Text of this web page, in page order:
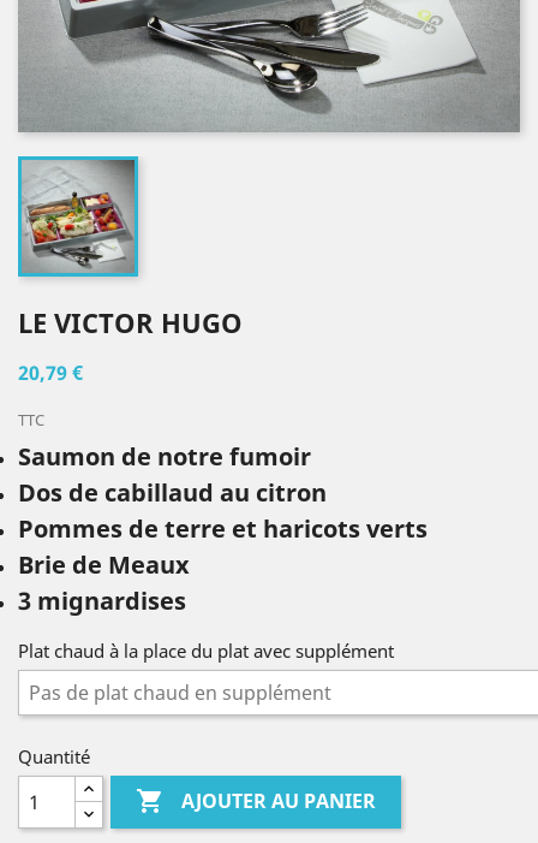
LE VICTOR HUGO
20,79 €
TTC
Saumon de notre fumoir
Dos de cabillaud au citron
Pommes de terre et haricots verts
Brie de Meaux
3 mignardises
Plat chaud à la place du plat avec supplément
Quantité
 AJOUTER AU PANIER